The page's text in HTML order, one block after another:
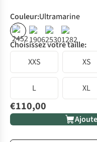
Couleur:Ultramarine
Choisissez votre taille:
XXS
XS
L XL
€110,00